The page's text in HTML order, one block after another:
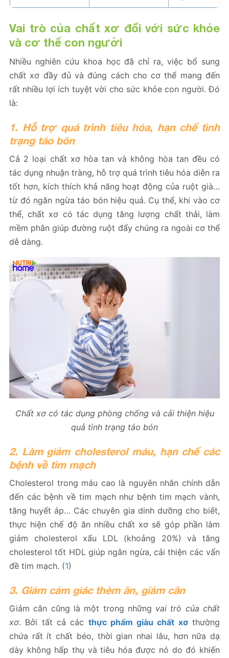
Vai trò của chất xơ đối với sức khỏe
và cơ thể con người
Nhiều nghiên cứu khoa học đã chỉ ra, việc bổ sung
chất xơ đầy đủ và đúng cách cho cơ thể mang đến
rất nhiều lợi ích tuyệt vời cho sức khỏe con người. Đó
là:
1. Hỗ trợ quá trình tiêu hóa, hạn chế tình
trạng táo bón
Cả 2 loại chất xơ hòa tan và không hòa tan đều có
tác dụng nhuận tràng, hỗ trợ quá trình tiêu hóa diễn ra
tốt hơn, kích thích khả năng hoạt động của ruột già…
từ đó ngăn ngừa táo bón hiệu quả. Cụ thể, khi vào cơ
thể, chất xơ có tác dụng tăng lượng chất thải, làm
mềm phân giúp đường ruột đẩy chúng ra ngoài cơ thể
dễ dàng.
Chất xơ có tác dụng phòng chống và cải thiện hiệu
quả tình trạng táo bón
2. Làm giảm cholesterol máu, hạn chế các
bệnh về tim mạch
Cholesterol trong máu cao là nguyên nhân chính dẫn
đến các bệnh về tim mạch như bệnh tim mạch vành,
tăng huyết áp… Các chuyên gia dinh dưỡng cho biết,
thực hiện chế độ ăn nhiều chất xơ sẽ góp phần làm
giảm cholesterol xấu LDL (khoảng 20%) và tăng
cholesterol tốt HDL giúp ngăn ngừa, cải thiện các vấn
đề tim mạch. (1)
3. Giảm cảm giác thèm ăn, giảm cân
Giảm cân cũng là một trong những vai trò của chất
xơ. Bởi tất cả các thực phẩm giàu chất xơthường
chứa rất ít chất béo, thời gian nhai lâu, hơn nữa dạ
dày không hấp thụ và tiêu hóa được nó do đó khiến